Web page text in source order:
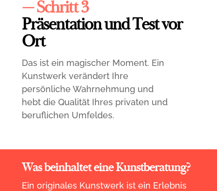
— Schritt 3
Präsentation und Test vor
Ort
Das ist ein magischer Moment. Ein
Kunstwerk verändert Ihre
persönliche Wahrnehmung und
hebt die Qualität Ihres privaten und
beruflichen Umfeldes.
Was beinhaltet eine Kunstberatung?
Ein originales Kunstwerk ist ein Erlebnis